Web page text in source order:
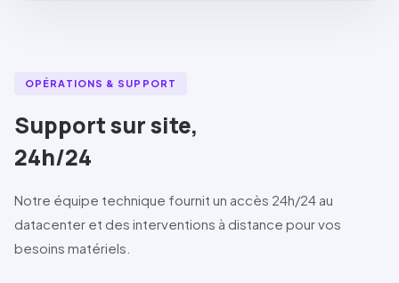
OPÉRATIONS & SUPPORT
Support sur site,
24h/24
Notre équipe technique fournit un accès 24h/24 au
datacenter et des interventions à distance pour vos
besoins matériels.